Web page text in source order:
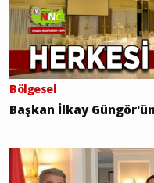
Bölgesel
Başkan İlkay